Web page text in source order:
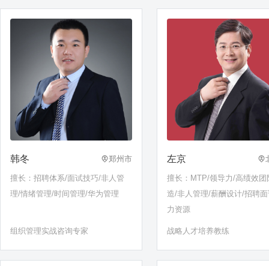
韩冬 郑州市
擅长：招聘体系/面试技巧/非人管
理/情绪管理/时间管理/华为管理
组织管理实战咨询专家
左京
擅长：MTP/领导力/高绩效团
造/非人管理/薪酬设计/招聘
力资源
战略人才培养教练